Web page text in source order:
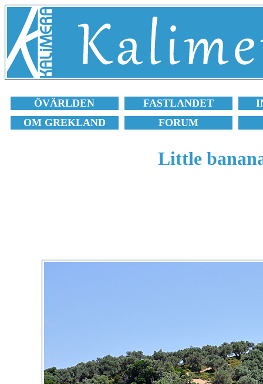
ÖVÄRLDEN FASTLANDET
OM GREKLAND
FORUM
Little